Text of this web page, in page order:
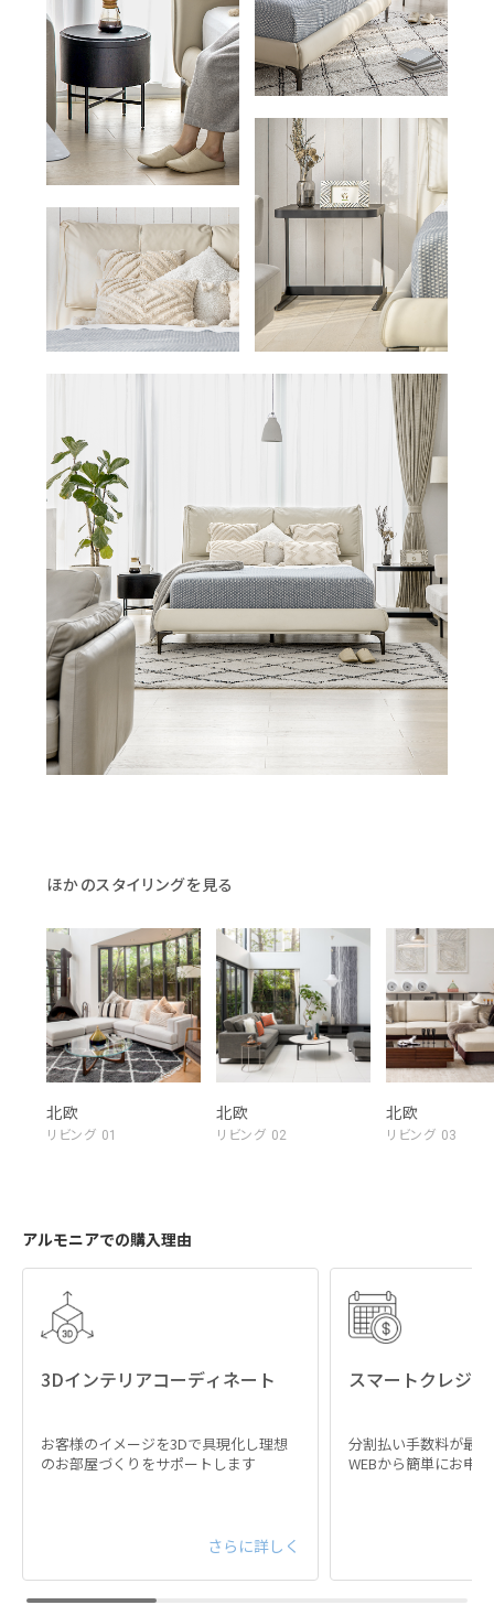
ほかのスタイリングを見る
北欧
リビング 01
北欧
リビング 02
北欧
リビング 03
アルモニアでの購入理由
3Dインテリアコーディネート
お客様のイメージを3Dで具現化し理想
のお部屋づくりをサポートします
さらに詳しく
スマートクレジ
分割払い手数料が最
WEBから簡単にお申